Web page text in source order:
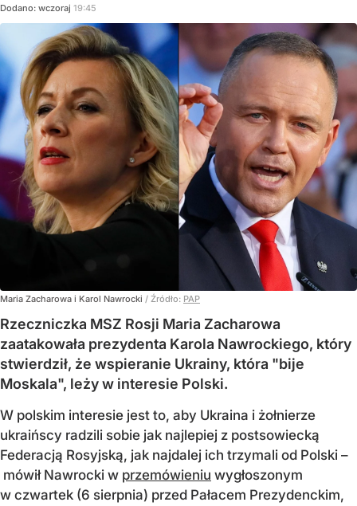
Dodano: wczoraj 19:45
Maria Zacharowa i Karol Nawrocki / Źródło: PAP
Rzeczniczka MSZ Rosji Maria Zacharowa
zaatakowała prezydenta Karola Nawrockiego, który
stwierdził, że wspieranie Ukrainy, która "bije
Moskala", leży w interesie Polski.
W polskim interesie jest to, aby Ukraina i żołnierze
ukraińscy radzili sobie jak najlepiej z postsowiecką
Federacją Rosyjską, jak najdalej ich trzymali od Polski –
mówił Nawrocki w przemówieniu wygłoszonym
w czwartek (6 sierpnia) przed Pałacem Prezydenckim,